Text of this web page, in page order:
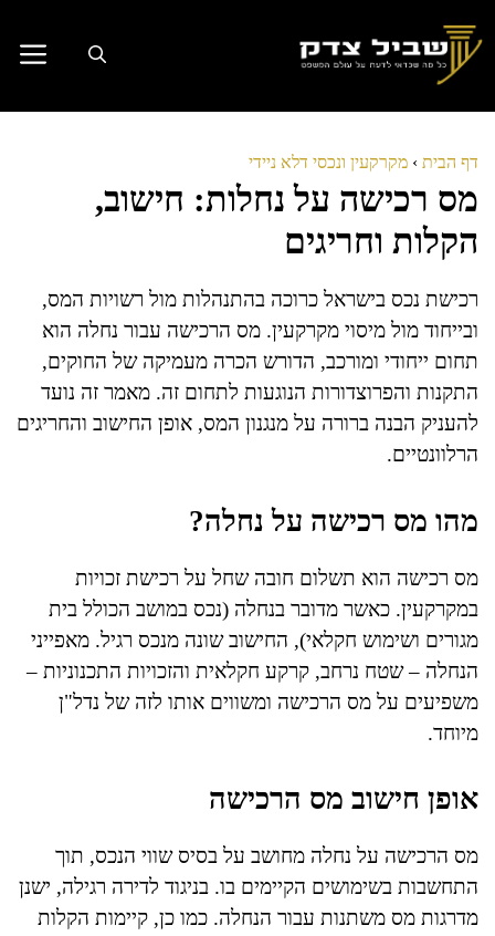
לתוכן
דף הבית › מקרקעין ונכסי דלא ניידי
מס רכישה על נחלות: חישוב,
הקלות וחריגים
רכישת נכס בישראל כרוכה בהתנהלות מול רשויות המס,
ובייחוד מול מיסוי מקרקעין. מס הרכישה עבור נחלה הוא
תחום ייחודי ומורכב, הדורש הכרה מעמיקה של החוקים,
התקנות והפרוצדורות הנוגעות לתחום זה. מאמר זה נועד
להעניק הבנה ברורה על מנגנון המס, אופן החישוב והחריגים
הרלוונטיים.
מהו מס רכישה על נחלה?
מס רכישה הוא תשלום חובה שחל על רכישת זכויות
במקרקעין. כאשר מדובר בנחלה (נכס במושב הכולל בית
מגורים ושימוש חקלאי), החישוב שונה מנכס רגיל. מאפייני
הנחלה – שטח נרחב, קרקע חקלאית והזכויות התכנוניות –
משפיעים על מס הרכישה ומשווים אותו לזה של נדל"ן
מיוחד.
אופן חישוב מס הרכישה
מס הרכישה על נחלה מחושב על בסיס שווי הנכס, תוך
התחשבות בשימושים הקיימים בו. בניגוד לדירה רגילה, ישנן
מדרגות מס משתנות עבור הנחלה. כמו כן, קיימות הקלות